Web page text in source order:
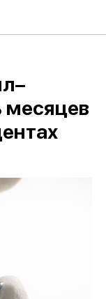
месяцев